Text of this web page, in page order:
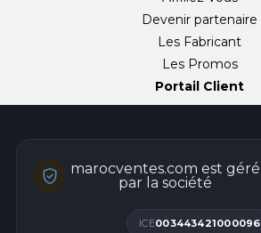
Devenir partenaire
Les Fabricant
Les Promos
Portail Client
marocventes.com est géré
par la société
ICE003443421000096